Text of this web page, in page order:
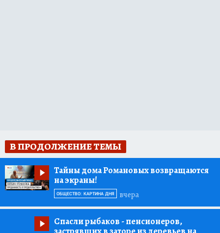
В ПРОДОЛЖЕНИЕ ТЕМЫ
Тайны дома Романовых возвращаются
на экраны!
вчера
ОБЩЕСТВО: КАРТИНА ДНЯ
Спасли рыбаков - пенсионеров,